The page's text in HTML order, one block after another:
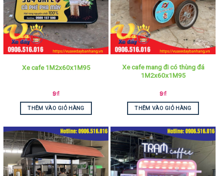
Xe cafe 1M2x60x1M95
9₫
THÊM VÀO GIỎ HÀNG
Xe cafe mang đi có thùng đá
1M2x60x1M95
9₫
THÊM VÀO GIỎ HÀNG